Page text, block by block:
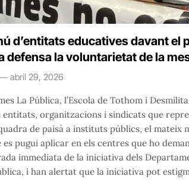
d’entitats educatives davant
defensa la voluntarietat de la
abril 29, 2026
La Pública, l’Escola de Tothom i
entitats, organitzacions i sindicats que
de paisà a instituts públics, el
es pugui aplicar en els centres que ho
immediata de la iniciativa dels
i han alertat que la iniciativa pot